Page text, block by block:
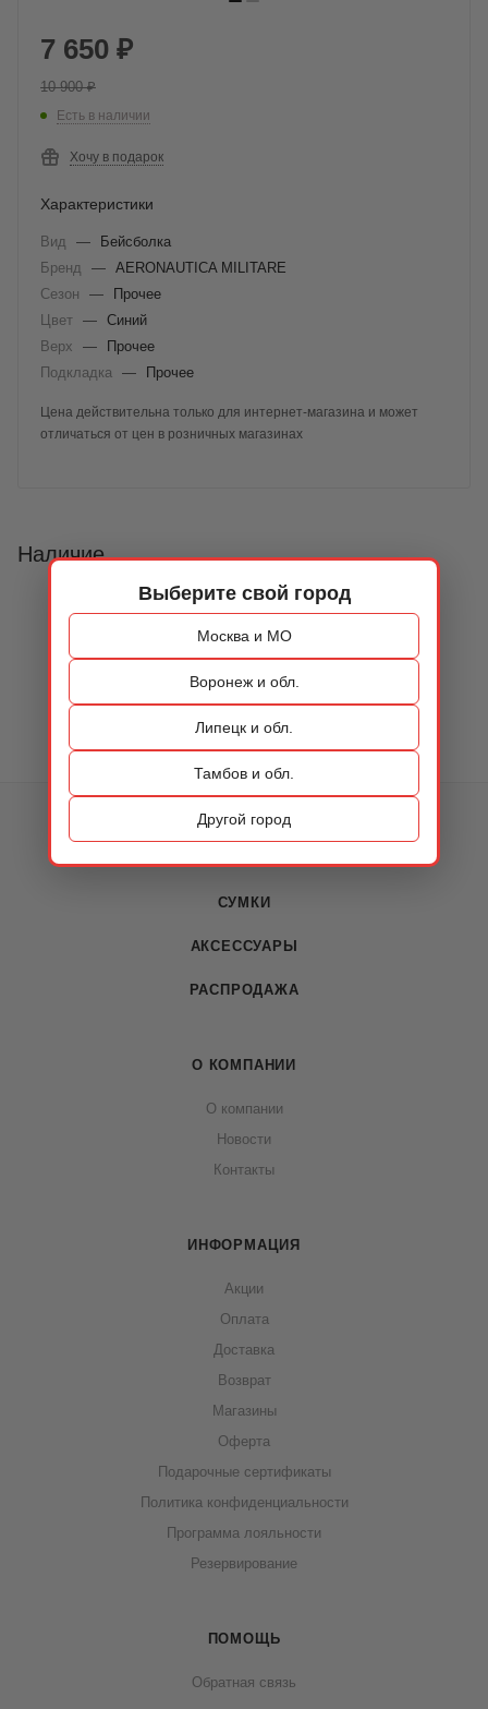
Выберите свой город
Москва и МО
Воронеж и обл.
Липецк и обл.
Тамбов и обл.
Другой город
7 650 ₽
10 900₽
Есть в наличии
Хочу в подарок
Характеристики
Вид —
Бейсболка
Бренд
— AERONAUTICA MILITARE
Сезон
—
Прочее
Цвет — Синий
Верх
—
Прочее
Подкладка
— Прочее
Цена действительна только для интернет-магазина и может
отличаться от цен в розничных магазинах
Наличие
КАТАЛОГ
СУМКИ
АКСЕССУАРЫ
РАСПРОДАЖА
О КОМПАНИИ
О компании
Новости
Контакты
ИНФОРМАЦИЯ
Акции
Оплата
Доставка
Возврат
Магазины
Оферта
Подарочные сертификаты
Политика конфиденциальности
Программа лояльности
Резервирование
ПОМОЩЬ
Обратная связь